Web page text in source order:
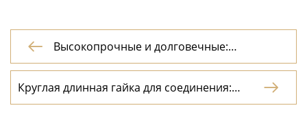

Высокопрочные и долговечные:
Горячеоцинкованный резьбовой стержнь
Круглая длинная гайка для соединения:
надежный соединитель для любой проект
